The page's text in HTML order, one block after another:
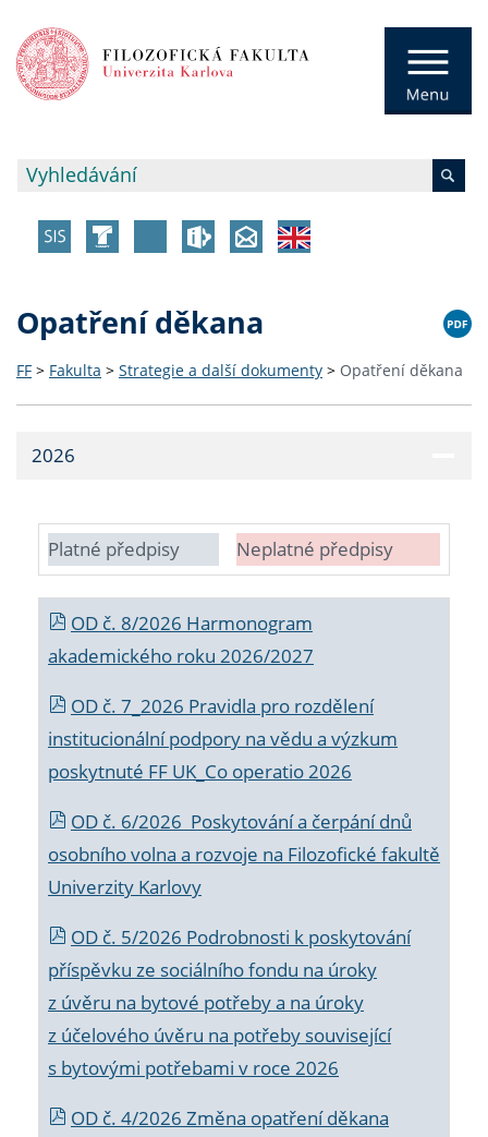
Opatření děkana
FF > Fakulta > Strategie a další dokumenty > Opatření děkana
2026
Platné předpisy Neplatné předpisy
OD č. 8/2026 Harmonogram
akademického roku 2026/2027
OD č. 7_2026 Pravidla pro rozdělení
institucionální podpory na vědu a výzkum
poskytnuté FF UK_Co operatio 2026
OD č. 6/2026 Poskytování a čerpání dnů
osobního volna a rozvoje na Filozofické fakultě
Univerzity Karlovy
OD č. 5/2026 Podrobnosti k poskytování
příspěvku ze sociálního fondu na úroky
z úvěru na bytové potřeby a na úroky
z účelového úvěru na potřeby související
s bytovými potřebami v roce 2026
OD č. 4/2026 Změna opatření děkana